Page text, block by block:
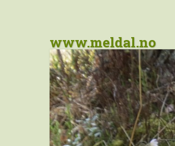
www.meldal.no